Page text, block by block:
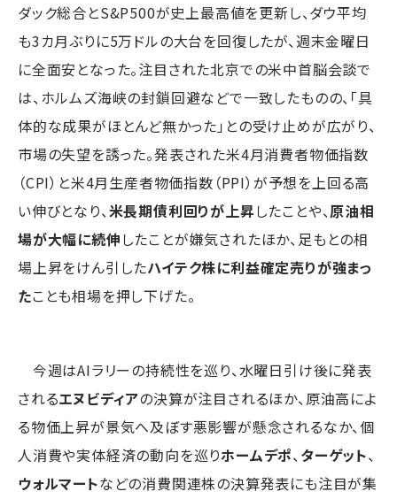
ダック総合とS&P500が史上最高値を更新し、ダウ平均
も3カ月ぶりに5万ドルの大台を回復したが、週末金曜日
に全面安となった。注目された北京での米中首脳会談で
は、ホルムズ海峡の封鎖回避などで一致したものの、「具
体的な成果がほとんど無かった」との受け止めが広がり、
市場の失望を誘った。発表された米4月消費者物価指数
（CPI）と米4月生産者物価指数（PPI）が予想を上回る高
い伸びとなり、米長期債利回りが上昇したことや、原油相
場が大幅に続伸したことが嫌気されたほか、足もとの相
場上昇をけん引したハイテク株に利益確定売りが強まっ
たことも相場を押し下げた。
今週はAIラリーの持続性を巡り、水曜日引け後に発表
されるエヌビディアの決算が注目されるほか、原油高によ
る物価上昇が景気へ及ぼす悪影響が懸念されるなか、個
人消費や実体経済の動向を巡りホームデポ、 ターゲット、
ウォルマートなどの消費関連株の決算発表にも注目が集